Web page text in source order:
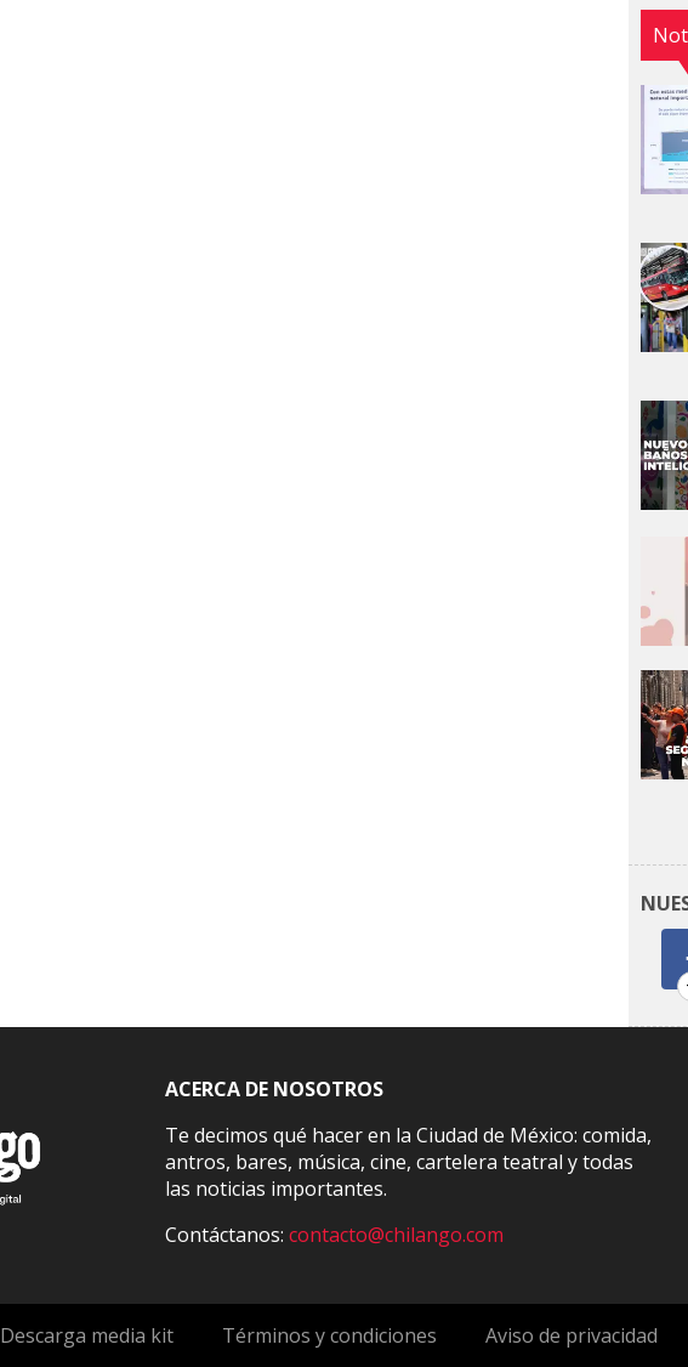
ACERCA DE NOSOTROS
Te decimos qué hacer en la Ciudad de México: comida,
antros, bares, música, cine, cartelera teatral y todas
las noticias importantes.
Contáctanos:contacto@chilango.com
Descarga media kit Términos y condiciones Aviso de privacidad